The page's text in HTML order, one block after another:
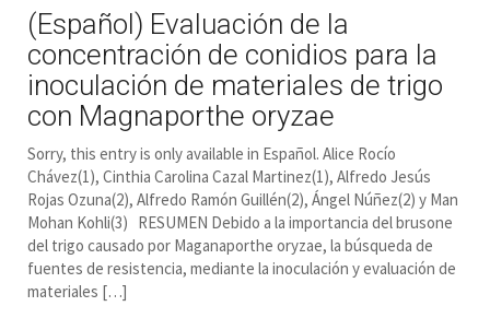
(Español) Evaluación de la
concentración de conidios para la
inoculación de materiales de trigo
con Magnaporthe oryzae
Sorry, this entry is only available in Español. Alice Rocío
Chávez(1), Cinthia Carolina Cazal Martinez(1), Alfredo Jesús
Rojas Ozuna(2), Alfredo Ramón Guillén(2), Ángel Núñez(2) y Man
Mohan Kohli(3) RESUMEN Debido a la importancia del brusone
del trigo causado por Maganaporthe oryzae, la búsqueda de
fuentes de resistencia, mediante la inoculación y evaluación de
materiales […]